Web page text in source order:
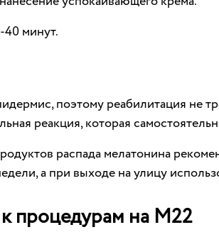
минут.
поэтому реабилитация не
реакция, которая
распада мелатонина
а при выходе на улицу
процедурам на М22